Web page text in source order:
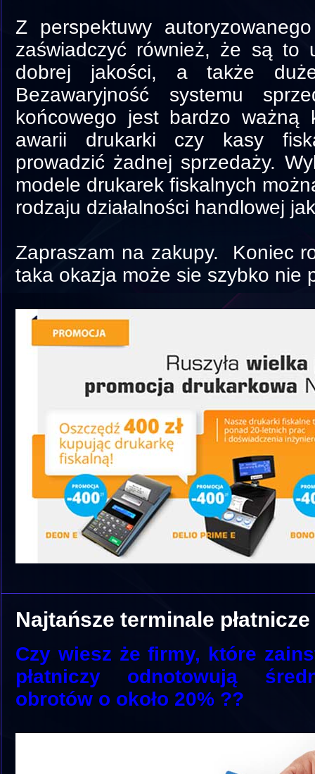
Z perspektuwy
zaświadczyć również, że są to
dobrej jakości, a także
Bezawaryjność systemu
końcowego jest bardzo ważną
awarii drukarki czy kasy
prowadzić żadnej sprzedaży.
modele drukarek fiskalnych
rodzaju działalności handlowej
Zapraszam na zakupy. Koniec
taka okazja może sie szybko nie
Najtańsze terminale płatnicze
Czy wiesz że firmy, które
płatniczy odnotowują
obrotów o około 20% ??